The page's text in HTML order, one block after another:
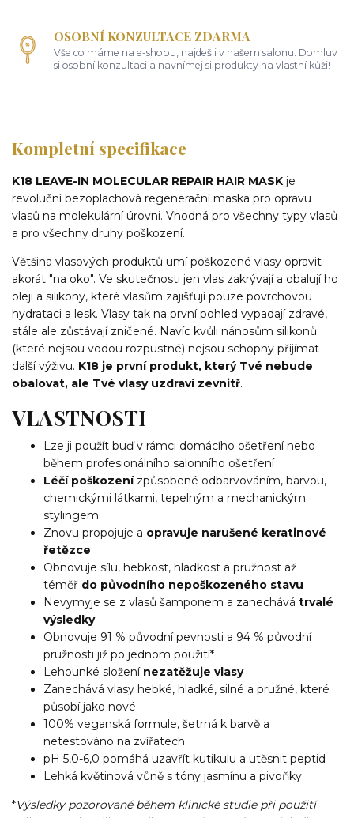
OSOBNÍ KONZULTACE ZDARMA
Vše co máme na e-shopu, najdeš i v našem salonu. Domluv
si osobní konzultaci a navnímej si produkty na vlastní kůži!
Kompletní specifikace
K18 LEAVE-IN MOLECULAR REPAIR HAIR MASK je
revoluční bezoplachová regenerační maska pro opravu
vlasů na molekulární úrovni. Vhodná pro všechny typy vlasů
a pro všechny druhy poškození.
Většina vlasových produktů umí poškozené vlasy opravit
akorát "na oko". Ve skutečnosti jen vlas zakrývají a obalují ho
oleji a silikony, které vlasům zajišťují pouze povrchovou
hydrataci a lesk. Vlasy tak na první pohled vypadají zdravé,
stále ale zůstávají zničené. Navíc kvůli nánosům silikonů
(které nejsou vodou rozpustné) nejsou schopny přijímat
další výživu. K18 je první produkt, který Tvé nebude
obalovat, ale Tvé vlasy uzdraví zevnitř.
VLASTNOSTI
Lze ji použít buď v rámci domácího ošetření nebo
během profesionálního salonního ošetření
Léčí poškozenízpůsobené odbarvováním, barvou,
chemickými látkami, tepelným a mechanickým
stylingem
Znovu propojuje a opravuje narušené keratinové
řetězce
Obnovuje sílu, hebkost, hladkost a pružnost až
téměř do původního nepoškozeného stavu
Nevymyje se z vlasů šamponem a zanechává trvalé
výsledky
Obnovuje 91 % původní pevnosti a 94 % původní
pružnosti již po jednom použití*
Lehounké složení nezatěžuje vlasy
Zanechává vlasy hebké, hladké, silné a pružné, které
působí jako nové
100% veganská formule, šetrná k barvě a
netestováno na zvířatech
pH 5,0-6,0 pomáhá uzavřít kutikulu a utěsnit peptid
Lehká květinová vůně s tóny jasmínu a pivoňky
*Výsledky pozorované během klinické studie při použití